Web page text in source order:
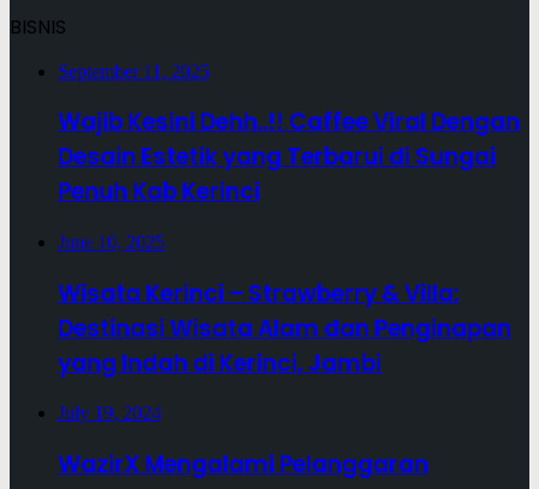
BISNIS
September 11, 2025
Wajib Kesini Dehh..!! Caffee Viral Dengan
Desain Estetik yang Terbarui di Sungai
Penuh Kab Kerinci
June 10, 2025
Wisata Kerinci – Strawberry & Villa:
Destinasi Wisata Alam dan Penginapan
yang Indah di Kerinci, Jambi
July 19, 2024
WazirX Mengalami Pelanggaran